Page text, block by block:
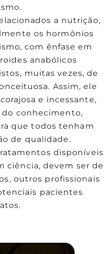
a nutrição,
os hormônios
com ênfase em
anabólicos
muitas vezes, de
Assim, ele
e incessante,
conhecimento,
que todos tenham
de qualidade.
disponíveis
ciência, devem ser de
outros profissionais
pacientes